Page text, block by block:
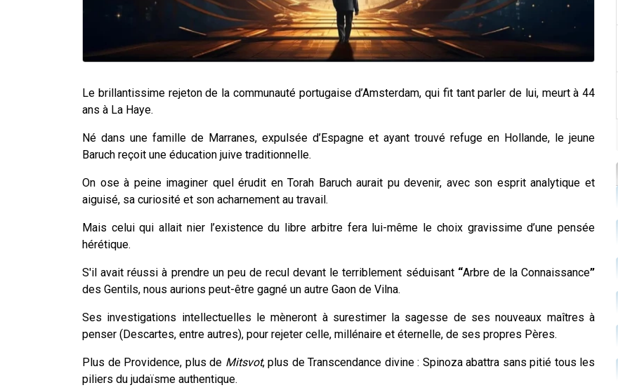
Le brillantissime rejeton de la communauté portugaise d’Amsterdam, qui fit tant parler de lui, meurt à 44
ans à La Haye.
Né dans une famille de Marranes, expulsée d’Espagne et ayant trouvé refuge en Hollande, le jeune
Baruch reçoit une éducation juive traditionnelle.
On ose à peine imaginer quel érudit en Torah Baruch aurait pu devenir, avec son esprit analytique et
aiguisé, sa curiosité et son acharnement au travail.
Mais celui qui allait nier l’existence du libre arbitre fera lui-même le choix gravissime d’une pensée
hérétique.
S'il avait réussi à prendre un peu de recul devant le terriblement séduisant “Arbre de la Connaissance”
des Gentils, nous aurions peut-être gagné un autre Gaon de Vilna.
Ses investigations intellectuelles le mèneront à surestimer la sagesse de ses nouveaux maîtres à
penser (Descartes, entre autres), pour rejeter celle, millénaire et éternelle, de ses propres Pères.
Plus de Providence, plus de Mitsvot, plus de Transcendance divine : Spinoza abattra sans pitié tous les
piliers du judaïsme authentique.